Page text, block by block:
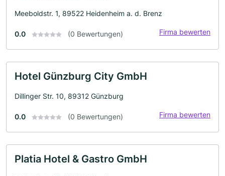
Meeboldstr. 1, 89522 Heidenheim a. d. Brenz
0.0 (0 Bewertungen) Firma bewerten
Hotel Günzburg City GmbH
Dillinger Str. 10, 89312 Günzburg
0.0 (0 Bewertungen) Firma bewerten
Platia Hotel & Gastro GmbH